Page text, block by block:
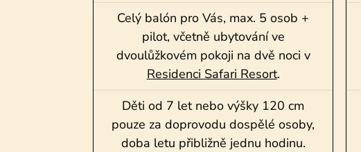
Celý balón pro Vás, max. 5 osob +
pilot, včetně ubytování ve
dvoulůžkovém pokoji na dvě noci v
Residenci Safari Resort.
Děti od 7 let nebo výšky 120 cm
pouze za doprovodu dospělé osoby,
doba letu přibližně jednu hodinu.